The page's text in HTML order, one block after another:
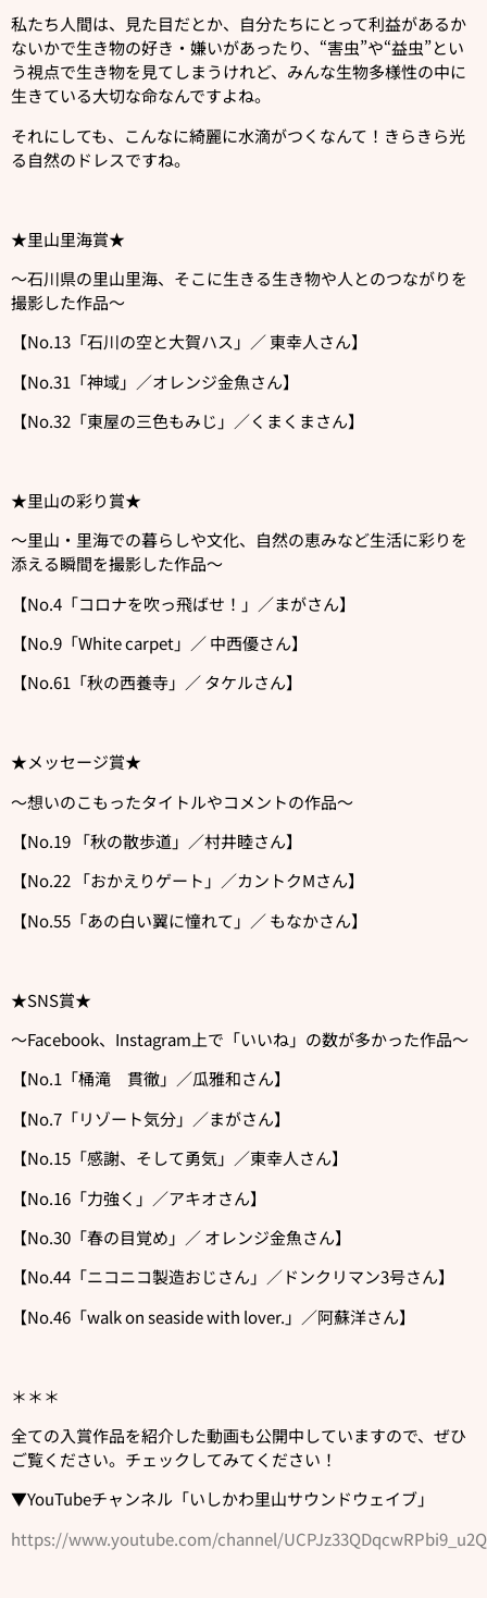
私たち人間は、見た目だとか、自分たちにとって利益があるか
ないかで生き物の好き・嫌いがあったり、“害虫”や“益虫”とい
う視点で生き物を見てしまうけれど、みんな生物多様性の中に
生きている大切な命なんですよね。
それにしても、こんなに綺麗に水滴がつくなんて！きらきら光
る自然のドレスですね。
★里山里海賞★
〜石川県の里山里海、そこに生きる生き物や人とのつながりを
撮影した作品〜
【No.13「石川の空と大賀ハス」／ 東幸人さん】
【No.31「神域」／オレンジ金魚さん】
【No.32「東屋の三色もみじ」／くまくまさん】
★里山の彩り賞★
〜里山・里海での暮らしや文化、自然の恵みなど生活に彩りを
添える瞬間を撮影した作品〜
【No.4「コロナを吹っ飛ばせ！」／まがさん】
【No.9「White carpet」／ 中西優さん】
【No.61「秋の西養寺」／ タケルさん】
★メッセージ賞★
〜想いのこもったタイトルやコメントの作品〜
【No.19 「秋の散歩道」／村井睦さん】
【No.22 「おかえりゲート」／カントクMさん】
【No.55「あの白い翼に憧れて」／ もなかさん】
★SNS賞★
〜Facebook、Instagram上で「いいね」の数が多かった作品〜
【No.1「桶滝 貫徹」／瓜雅和さん】
【No.7「リゾート気分」／まがさん】
【No.15「感謝、そして勇気」／東幸人さん】
【No.16「力強く」／アキオさん】
【No.30「春の目覚め」／ オレンジ金魚さん】
【No.44「ニコニコ製造おじさん」／ドンクリマン3号さん】
【No.46「walk on seaside with lover.」／阿蘇洋さん】
＊＊＊
全ての入賞作品を紹介した動画も公開中していますので、ぜひ
ご覧ください。チェックしてみてください！
▼YouTubeチャンネル「いしかわ里山サウンドウェイブ」
https://www.youtube.com/channel/